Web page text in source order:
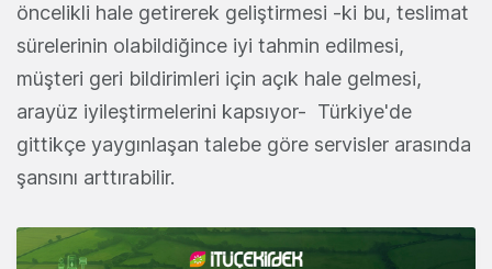
öncelikli hale getirerek geliştirmesi -ki bu, teslimat
sürelerinin olabildiğince iyi tahmin edilmesi,
müşteri geri bildirimleri için açık hale gelmesi,
arayüz iyileştirmelerini kapsıyor- Türkiye'de
gittikçe yaygınlaşan talebe göre servisler arasında
şansını arttırabilir.